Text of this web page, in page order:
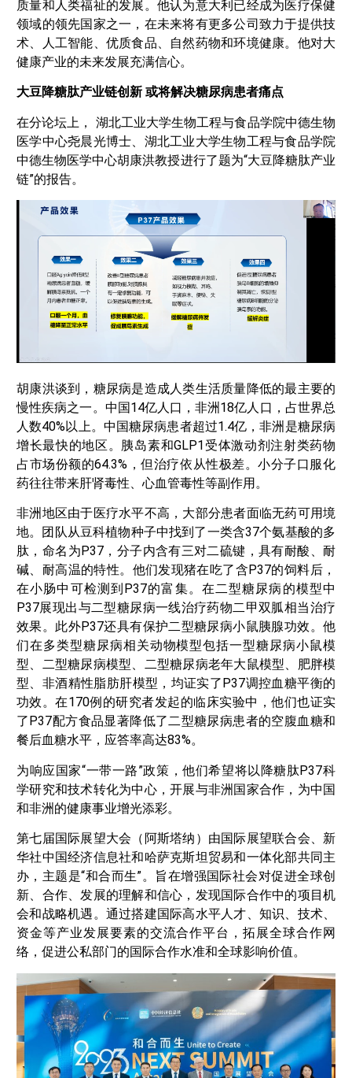
质量和人类福祉的发展。他认为意大利已经成为医疗保健
领域的领先国家之一，在未来将有更多公司致力于提供技
术、人工智能、优质食品、自然药物和环境健康。他对大
健康产业的未来发展充满信心。
大豆降糖肽产业链创新 或将解决糖尿病患者痛点
在分论坛上， 湖北工业大学生物工程与食品学院中德生物
医学中心尧晨光博士、湖北工业大学生物工程与食品学院
中德生物医学中心胡康洪教授进行了题为“大豆降糖肽产业
链”的报告。
胡康洪谈到，糖尿病是造成人类生活质量降低的最主要的
慢性疾病之一。中国14亿人口，非洲18亿人口，占世界总
人数40%以上。中国糖尿病患者超过1.4亿，非洲是糖尿病
增长最快的地区。胰岛素和GLP1受体激动剂注射类药物
占市场份额的64.3%，但治疗依从性极差。小分子口服化
药往往带来肝肾毒性、心血管毒性等副作用。
非洲地区由于医疗水平不高，大部分患者面临无药可用境
地。团队从豆科植物种子中找到了一类含37个氨基酸的多
肽，命名为P37，分子内含有三对二硫键，具有耐酸、耐
碱、耐高温的特性。他们发现猪在吃了含P37的饲料后，
在小肠中可检测到P37的富集。在二型糖尿病的模型中
P37展现出与二型糖尿病一线治疗药物二甲双胍相当治疗
效果。此外P37还具有保护二型糖尿病小鼠胰腺功效。他
们在多类型糖尿病相关动物模型包括一型糖尿病小鼠模
型、二型糖尿病模型、二型糖尿病老年大鼠模型、肥胖模
型、非酒精性脂肪肝模型，均证实了P37调控血糖平衡的
功效。在170例的研究者发起的临床实验中，他们也证实
了P37配方食品显著降低了二型糖尿病患者的空腹血糖和
餐后血糖水平，应答率高达83%。
为响应国家“一带一路”政策，他们希望将以降糖肽P37科
学研究和技术转化为中心，开展与非洲国家合作，为中国
和非洲的健康事业增光添彩。
第七届国际展望大会（阿斯塔纳）由国际展望联合会、新
华社中国经济信息社和哈萨克斯坦贸易和一体化部共同主
办，主题是“和合而生”。旨在增强国际社会对促进全球创
新、合作、发展的理解和信心，发现国际合作中的项目机
会和战略机遇。通过搭建国际高水平人才、知识、技术、
资金等产业发展要素的交流合作平台，拓展全球合作网
络，促进公私部门的国际合作水准和全球影响价值。